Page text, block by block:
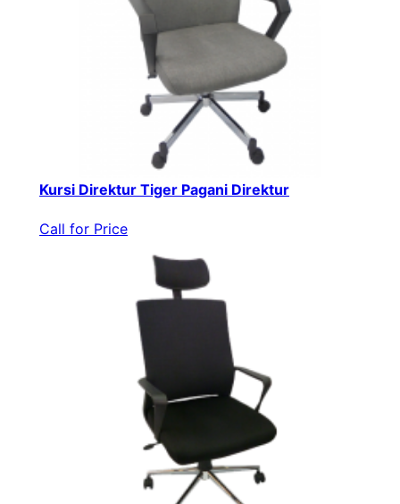
Kursi Direktur Tiger Pagani Direktur
Call for Price